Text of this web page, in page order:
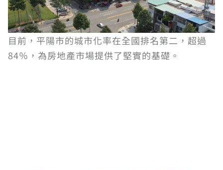
目前，平陽市的城市化率在全國排名第二，超過
84％，為房地產市場提供了堅實的基礎。